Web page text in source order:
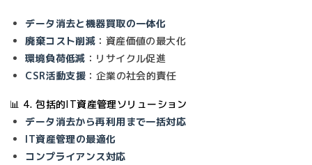
データ消去と機器買取の一体化
廃棄コスト削減 ：資産価値の最大化
環境負荷低減 ：リサイクル促進
CSR活動支援 ：企業の社会的責任
📊 4. 包括的IT資産管理ソリューション
データ消去から再利用まで一括対応
IT資産管理の最適化
コンプライアンス対応